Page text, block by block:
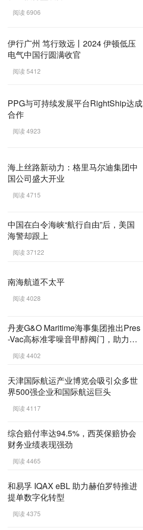
阅读 6906
伊行广州 笃行致远丨2024 伊顿低压
电气中国行圆满收官
阅读 5412
PPG与可持续发展平台RightShip达成
合作
阅读 4923
海上丝路新动力：格里马尔迪集团中
国公司盛大开业
阅读 4715
中国在白令海峡“航行自由”后，美国
海警却跟上
阅读 37122
南海航道不太平
阅读 4028
丹麦G&O Maritime海事集团推出Pres
-Vac高标准零噪音甲醇阀门，助力双
燃料船舶环保升级
阅读 4402
天津国际航运产业博览会吸引众多世
界500强企业和国际航运巨头
阅读 4117
综合赔付率达94.5%，西英保赔协会
财务业绩表现强劲
阅读 4465
和易孚 IQAX eBL 助力赫伯罗特推进